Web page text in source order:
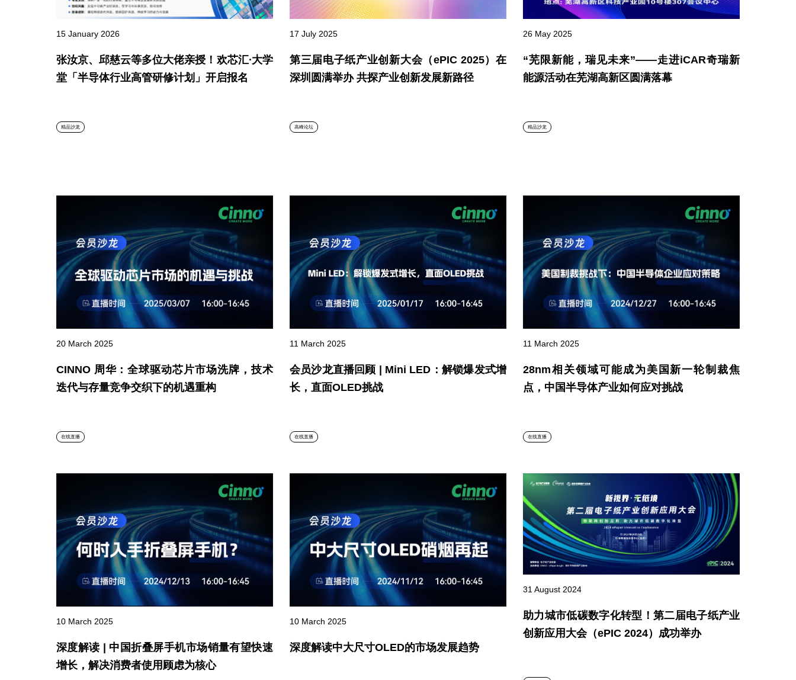
15 January 2026
张汝京、邱慈云等多位大佬亲授！欢芯汇∙大学
堂「半导体行业高管研修计划」开启报名
精品沙龙
17 July 2025
第三届电子纸产业创新大会（ePIC 2025）在
深圳圆满举办 共探产业创新发展新路径
高峰论坛
26 May 2025
“芜限新能，瑞见未来”——走进iCAR奇瑞新
能源活动在芜湖高新区圆满落幕
精品沙龙
20 March 2025
CINNO 周华：全球驱动芯片市场洗牌，技术
迭代与存量竞争交织下的机遇重构
在线直播
11 March 2025
会员沙龙直播回顾 | Mini LED：解锁爆发式增
长，直面OLED挑战
在线直播
11 March 2025
28nm相关领域可能成为美国新一轮制裁焦
点，中国半导体产业如何应对挑战
在线直播
10 March 2025
深度解读 | 中国折叠屏手机市场销量有望快速
增长，解决消费者使用顾虑为核心
10 March 2025
深度解读中大尺寸OLED的市场发展趋势
31 August 2024
助力城市低碳数字化转型！第二届电子纸产业
创新应用大会（ePIC 2024）成功举办